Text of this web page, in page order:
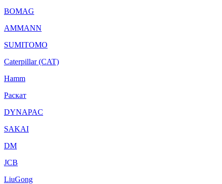
BOMAG
AMMANN
SUMITOMO
Caterpillar (CAT)
Hamm
Раскат
DYNAPAC
SAKAI
DM
JCB
LiuGong